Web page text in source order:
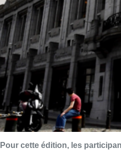
Pour cette édition, les